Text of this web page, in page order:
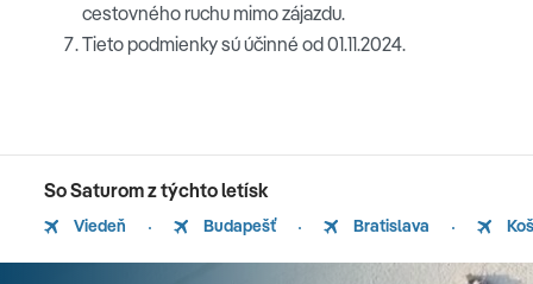
cestovného ruchu mimo zájazdu.
Tieto podmienky sú účinné od 01.11.2024.
So Saturom z týchto letísk
Viedeň Budapešť Bratislava